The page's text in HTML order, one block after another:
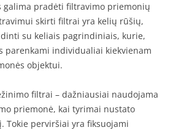
galima pradėti filtravimo priemonių
skirti filtrai yra kelių rūšių,
su keliais pagrindiniais, kurie,
parenkami individualiai kiekvienam
objektui.
filtrai – dažniausiai naudojama
priemonė, kai tyrimai nustato
Tokie perviršiai yra fiksuojami